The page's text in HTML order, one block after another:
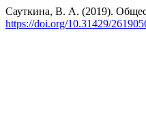
Сауткина, В. А. (2019).
https://doi.org/10.31429/